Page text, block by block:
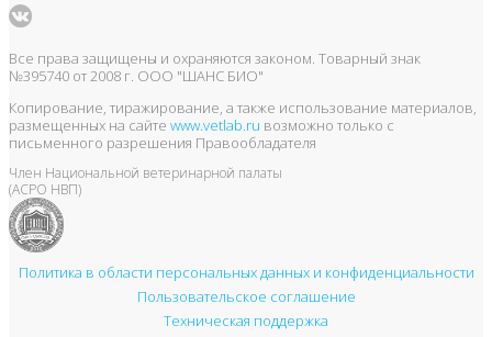
Все права защищены и охраняются законом. Товарный знак
№395740 от 2008 г. ООО "ШАНС БИО"
Копирование, тиражирование, а также использование материалов,
размещенных на сайте www.vetlab.ru возможно только с
письменного разрешения Правообладателя
Член Национальной ветеринарной палаты
(АСРО НВП)
Политика в области персональных данных и конфиденциальности
Пользовательское соглашение
Техническая поддержка